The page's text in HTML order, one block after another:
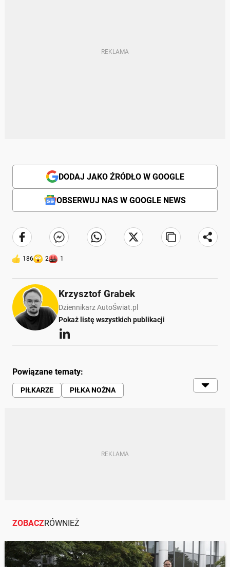
DODAJ JAKO ŹRÓDŁO W GOOGLE
OBSERWUJ NAS W GOOGLE NEWS
186 2 1
Krzysztof Grabek
Dziennikarz AutoŚwiat.pl
Pokaż listę wszystkich publikacji
Powiązane tematy:
PIŁKARZE
PIŁKA NOŻNA
ZOBACZRÓWNIEŻ